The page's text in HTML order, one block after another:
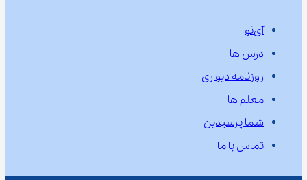
آی‌نو
درس ها
روزنامه دیواری
معلم ها
شما پرسیدین
تماس با ما